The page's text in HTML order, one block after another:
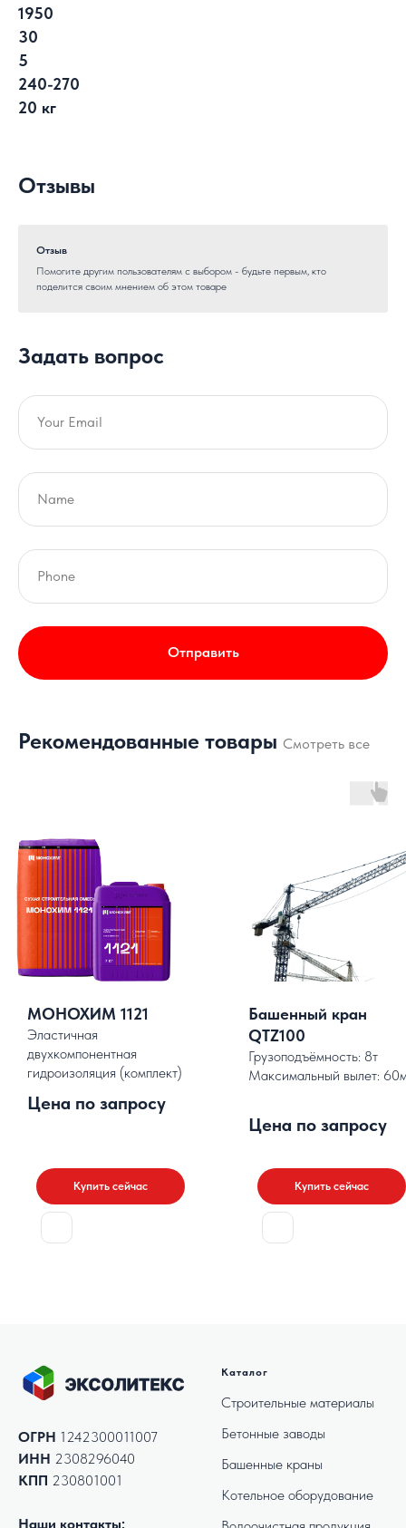
1950
30
5
240-270
20 кг
Отзывы
Отзыв
Помогите другим пользователям с выбором - будьте первым, кто
поделится своим мнением об этом товаре
Задать вопрос
Отправить
Рекомендованные товары Смотреть все
МОНОХИМ 1121
Эластичная
двухкомпонентная
гидроизоляция (комплект)
Цена по запросу
Купить сейчас
Башенный кран
QTZ100
Грузоподъёмность: 8т
Максимальный вылет:
Цена по запросу
Купить сейчас
ОГРН 1242300011007
ИНН 2308296040
КПП 230801001
Наши контакты:
Каталог
Строительные материалы
Бетонные заводы
Башенные краны
Котельное оборудование